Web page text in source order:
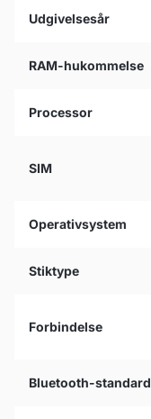
Udgivelsesår
RAM-hukommelse
Processor
SIM
Operativsystem
Stiktype
Forbindelse
Bluetooth-standard